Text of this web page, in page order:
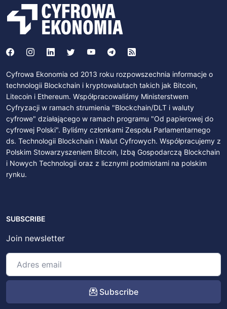
Cyfrowa Ekonomia od 2013 roku rozpowszechnia informacje o
technologii Blockchain i kryptowalutach takich jak Bitcoin,
Litecoin i Ethereum. Współpracowaliśmy Ministerstwem
Cyfryzacji w ramach strumienia "Blockchain/DLT i waluty
cyfrowe" działającego w ramach programu "Od papierowej do
cyfrowej Polski". Byliśmy członkami Zespołu Parlamentarnego
ds. Technologii Blockchain i Walut Cyfrowych. Współpracujemy z
Polskim Stowarzyszeniem Bitcoin, Izbą Gospodarczą Blockchain
i Nowych Technologii oraz z licznymi podmiotami na polskim
rynku.
SUBSCRIBE
Join newsletter
Subscribe